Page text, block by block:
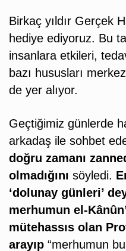
Birkaç yıldır Gerçek
hediye ediyoruz. Bu
insanlara etkileri,
bazı hususları
de yer alıyor.
Geçtiğimiz günlerde
arkadaş ile sohbet
doğru zamanı
olmadığını söyledi.
‘dolunay günleri’
merhumun el-
mütehassıs olan
arayıp “merhumun